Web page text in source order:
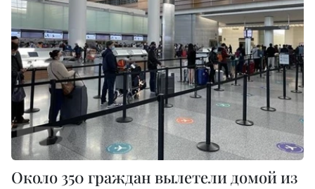
Около 350 граждан вылетели домой из